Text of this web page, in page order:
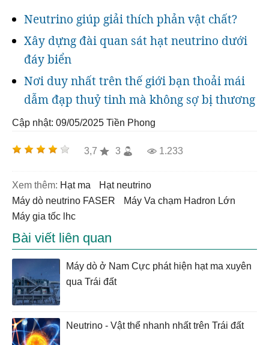
Neutrino giúp giải thích phản vật chất?
Xây dựng đài quan sát hạt neutrino dưới
đáy biển
Nơi duy nhất trên thế giới bạn thoải mái
dẫm đạp thuỷ tinh mà không sợ bị thương
Cập nhật: 09/05/2025 Tiền Phong
3,7 3 1.233
Xem thêm: hạt ma
hạt neutrino
máy dò neutrino FASER
Máy Va chạm Hadron Lớn
máy gia tốc lhc
Bài viết liên quan
Máy dò ở Nam Cực phát hiện hạt ma xuyên
qua Trái đất
Neutrino - Vật thể nhanh nhất trên Trái đất